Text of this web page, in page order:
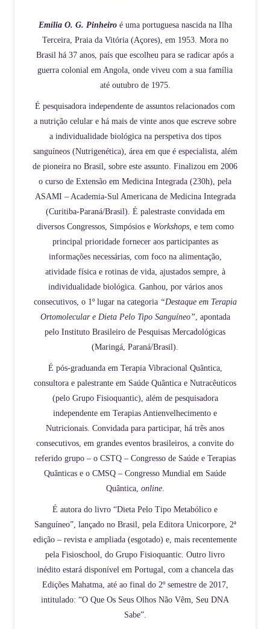
Emília O. G. Pinheiroé uma portuguesa nascida na Ilha
Terceira, Praia da Vitória (Açores), em 1953. Mora no
Brasil há 37 anos, país que escolheu para se radicar após a
guerra colonial em Angola, onde viveu com a sua família
até outubro de 1975.
É pesquisadora independente de assuntos relacionados com
a nutrição celular e há mais de vinte anos que escreve sobre
a individualidade biológica na perspetiva dos tipos
sanguíneos (Nutrigenética), área em que é especialista, além
de pioneira no Brasil, sobre este assunto. Finalizou em 2006
o curso de Extensão em Medicina Integrada (230h), pela
ASAMI – Academia-Sul Americana de Medicina Integrada
(Curitiba-Paraná/Brasil). É palestraste convidada em
diversos Congressos, Simpósios e Workshops, e tem como
principal prioridade fornecer aos participantes as
informações necessárias, com foco na alimentação,
atividade física e rotinas de vida, ajustados sempre, à
individualidade biológica. Ganhou, por vários anos
consecutivos, o 1º lugar na categoria “Destaque em Terapia
Ortomolecular e Dieta Pelo Tipo Sanguíneo”, apontada
pelo Instituto Brasileiro de Pesquisas Mercadológicas
(Maringá, Paraná/Brasil).
É pós-graduanda em Terapia Vibracional Quântica,
consultora e palestrante em Saúde Quântica e Nutracêuticos
(pelo Grupo Fisioquantic), além de pesquisadora
independente em Terapias Antienvelhecimento e
Nutricionais. Convidada para participar, há três anos
consecutivos, em grandes eventos brasileiros, a convite do
referido grupo – o CSTQ – Congresso de Saúde e Terapias
Quânticas e o CMSQ – Congresso Mundial em Saúde
Quântica, online.
É autora do livro “Dieta Pelo Tipo Metabólico e
Sanguíneo”, lançado no Brasil, pela Editora Unicorpore, 2ª
edição – revista e ampliada (esgotado) e, mais recentemente
pela Fisioschool, do Grupo Fisioquantic. Outro livro
inédito estará disponível em Portugal, com a chancela das
Edições Mahatma, até ao final do 2º semestre de 2017,
intitulado: “O Que Os Seus Olhos Não Vêm, Seu DNA
Sabe”.